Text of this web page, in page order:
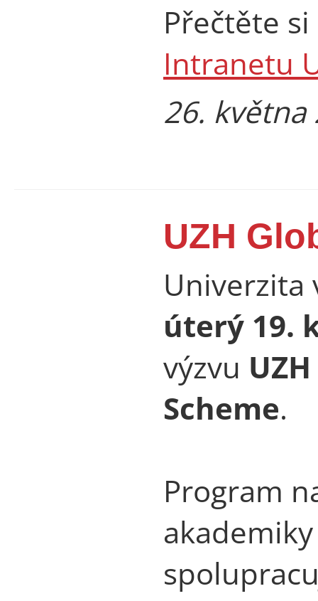
Přečtěte
Intranetu
26. května
UZH
Univerzita
úterý 19.
výzvu
Scheme.
Program